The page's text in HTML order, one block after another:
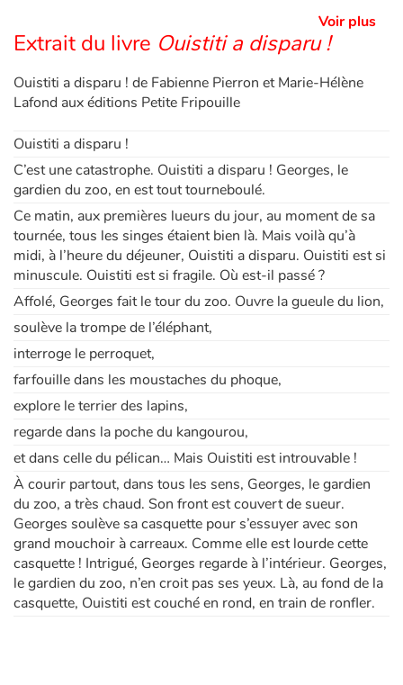
Apprendre les langues
Dyslexie, troubles de la lecture
Les plus lus
Coups de coeur
Voir plus
Extrait du livre Ouistiti a disparu !
Ouistiti a disparu ! de Fabienne Pierron et Marie-Hélène
Lafond aux éditions Petite Fripouille
Ouistiti a disparu !
C’est une catastrophe. Ouistiti a disparu ! Georges, le
gardien du zoo, en est tout tourneboulé.
Ce matin, aux premières lueurs du jour, au moment de sa
tournée, tous les singes étaient bien là. Mais voilà qu’à
midi, à l’heure du déjeuner, Ouistiti a disparu. Ouistiti est si
minuscule. Ouistiti est si fragile. Où est-il passé ?
Affolé, Georges fait le tour du zoo. Ouvre la gueule du lion,
soulève la trompe de l’éléphant,
interroge le perroquet,
farfouille dans les moustaches du phoque,
explore le terrier des lapins,
regarde dans la poche du kangourou,
et dans celle du pélican… Mais Ouistiti est introuvable !
À courir partout, dans tous les sens, Georges, le gardien
du zoo, a très chaud. Son front est couvert de sueur.
Georges soulève sa casquette pour s’essuyer avec son
grand mouchoir à carreaux. Comme elle est lourde cette
casquette ! Intrigué, Georges regarde à l’intérieur. Georges,
le gardien du zoo, n’en croit pas ses yeux. Là, au fond de la
casquette, Ouistiti est couché en rond, en train de ronfler.